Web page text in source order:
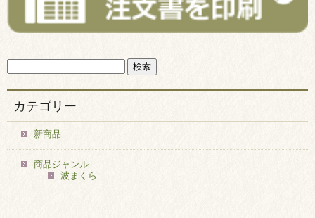
カテゴリー
新商品
商品ジャンル
波まくら